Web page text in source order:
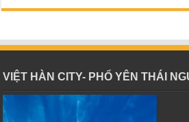
VIỆT HÀN CITY- PHỔ YÊN THÁI